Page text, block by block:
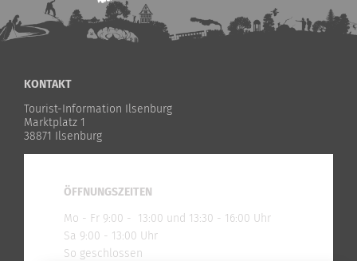
KONTAKT
Tourist-Information Ilsenburg
Marktplatz 1
38871 Ilsenburg
ÖFFNUNGSZEITEN
Mo - Fr 9:00 - 13:00 und 13:30 - 16:00 Uhr
Sa 9:00 - 13:00 Uhr
So geschlossen